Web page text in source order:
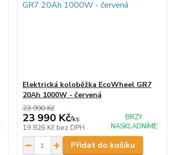
Elektrická koloběžka EcoWheel GR7
20Ah 1000W - červená
23 990 Kč
23 990 Kč/ks
19 826 Kč bez DPH
BRZY
NASKLADNÍME
Přidat do košíku